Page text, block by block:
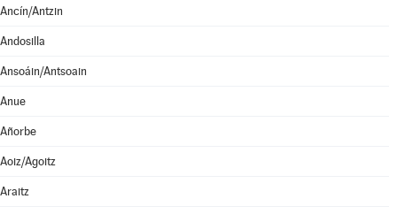
Ancín/Antzin
Andosilla
Ansoáin/Antsoain
Anue
Añorbe
Aoiz/Agoitz
Araitz